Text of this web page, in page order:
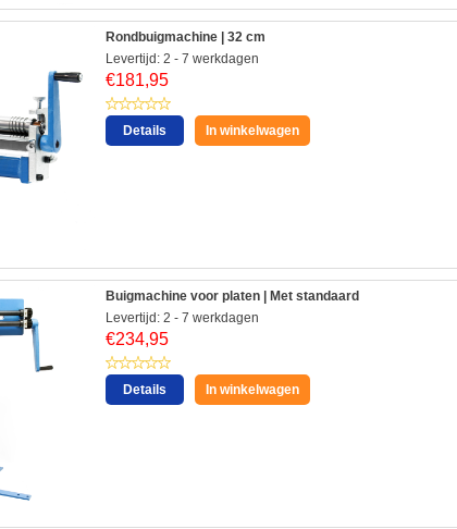
Rondbuigmachine | 32 cm
Levertijd: 2 - 7 werkdagen
€181,95
Details In winkelwagen
Buigmachine voor platen | Met standaard
Levertijd: 2 - 7 werkdagen
€234,95
Details In winkelwagen